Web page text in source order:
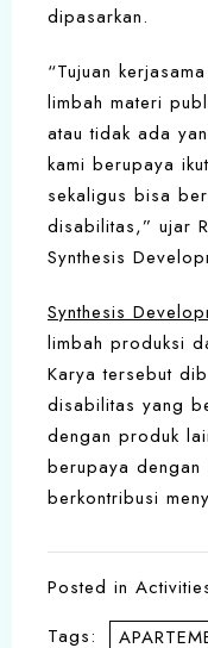
dipasarkan.
“Tujuan
limbah materi
atau tidak ada
kami berupaya
sekaligus bisa
disabilitas,” ujar
Synthesis
Synthesis
limbah produksi
Karya tersebut
disabilitas yang
dengan produk
berupaya
berkontribusi
Posted in
Tags: